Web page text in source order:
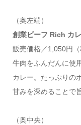
（奥左端）
創業ビーフ Rich カ
販売価格／1,050円（
牛肉をふんだんに使
カレー。たっぷりの
甘みを深めることで
（奥中央）